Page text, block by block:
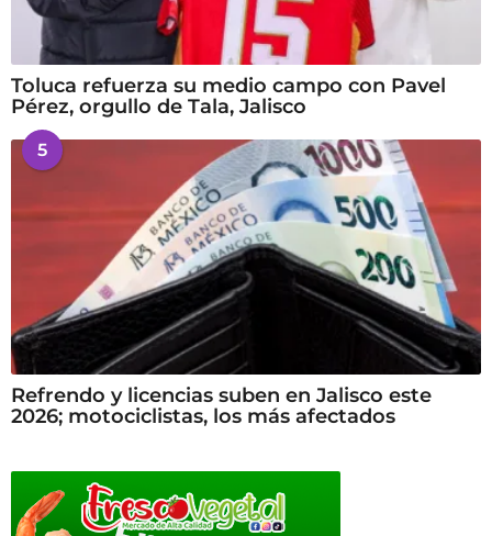
Toluca refuerza su medio campo con Pavel
Pérez, orgullo de Tala, Jalisco
5
Refrendo y licencias suben en Jalisco este
2026; motociclistas, los más afectados